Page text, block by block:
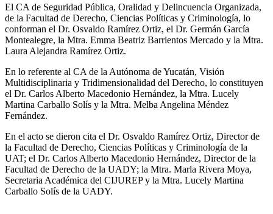
El CA de Seguridad Pública, Oralidad y Delincuencia Organizada,
de la Facultad de Derecho, Ciencias Políticas y Criminología, lo
conforman el Dr. Osvaldo Ramírez Ortiz, el Dr. Germán García
Montealegre, la Mtra. Emma Beatriz Barrientos Mercado y la Mtra.
Laura Alejandra Ramírez Ortiz.
En lo referente al CA de la Autónoma de Yucatán, Visión
Multidisciplinaria y Tridimensionalidad del Derecho, lo constituyen
el Dr. Carlos Alberto Macedonio Hernández, la Mtra. Lucely
Martina Carballo Solís y la Mtra. Melba Angelina Méndez
Fernández.
En el acto se dieron cita el Dr. Osvaldo Ramírez Ortiz, Director de
la Facultad de Derecho, Ciencias Políticas y Criminología de la
UAT; el Dr. Carlos Alberto Macedonio Hernández, Director de la
Facultad de Derecho de la UADY; la Mtra. Marla Rivera Moya,
Secretaria Académica del CIJUREP y la Mtra. Lucely Martina
Carballo Solís de la UADY.